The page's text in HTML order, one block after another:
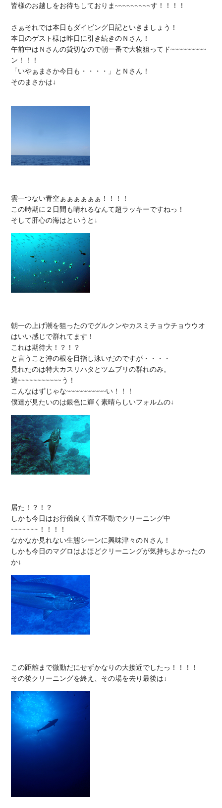
皆様のお越しをお待ちしておりま~~~~~~~~~す！！！！
さぁそれでは本日もダイビング日記といきましょう！
本日のゲスト様は昨日に引き続きのＮさん！
午前中はＮさんの貸切なので朝一番で大物狙ってド~~~~~~~~~
ン！！！
「いやぁまさか今日も・・・・」とＮさん！
そのまさかは↓
雲一つない青空ぁぁぁぁぁぁ！！！！
この時期に２日間も晴れるなんて超ラッキーですねっ！
朝一の上げ潮を狙ったのでグルクンやカスミチョウチョウウオ
はいい感じで群れてます！
これは期待大！？！？
と言うこと沖の根を目指し泳いだのですが・・・・
見れたのは特大カスリハタとツムブリの群れのみ。
違~~~~~~~~~~~う！
こんなはずじゃな~~~~~~~~~~い！！！
居た！？！？
しかも今日はお行儀良く直立不動でクリーニング中
~~~~~~~！！！！
なかなか見れない生態シーンに興味津々のＮさん！
しかも今日のマグロはよほどクリーニングが気持ちよかったの
この距離まで微動だにせずかなりの大接近でしたっ！！！！